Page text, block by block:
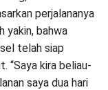
perjalananya
yakin, bahwa
telah siap
“Saya kira beliau-
saya dua hari